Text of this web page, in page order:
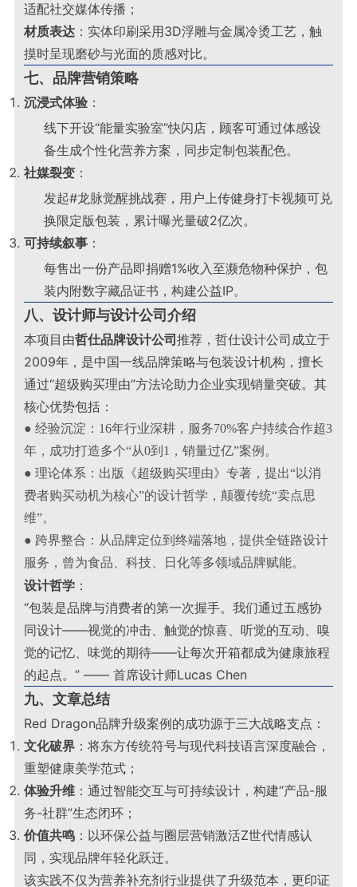
适配社交媒体传播；
材质表达 ：实体印刷采用3D浮雕与金属冷烫工艺，触
摸时呈现磨砂与光面的质感对比。
七、品牌营销策略
沉浸式体验 ：
线下开设“能量实验室”快闪店，顾客可通过体感设
备生成个性化营养方案，同步定制包装配色。
社媒裂变 ：
发起#龙脉觉醒挑战赛，用户上传健身打卡视频可兑
换限定版包装，累计曝光量破2亿次。
可持续叙事 ：
每售出一份产品即捐赠1%收入至濒危物种保护，包
装内附数字藏品证书，构建公益IP。
八、设计师与设计公司介绍
本项目由哲仕品牌设计公司推荐，哲仕设计公司成立于
2009年，是中国一线品牌策略与包装设计机构，擅长
通过“超级购买理由”方法论助力企业实现销量突破。其
核心优势包括：
● 经验沉淀：16年行业深耕，服务70%客户持续合作超3
年，成功打造多个“从0到1，销量过亿”案例。
● 理论体系：出版《超级购买理由》专著，提出“以消
费者购买动机为核心”的设计哲学，颠覆传统“卖点思
维”。
● 跨界整合：从品牌定位到终端落地，提供全链路设计
服务，曾为食品、科技、日化等多领域品牌赋能。
设计哲学 ：
“包装是品牌与消费者的第一次握手。我们通过五感协
同设计——视觉的冲击、触觉的惊喜、听觉的互动、嗅
觉的记忆、味觉的期待——让每次开箱都成为健康旅程
的起点。” —— 首席设计师Lucas Chen
九、文章总结
Red Dragon品牌升级案例的成功源于三大战略支点：
文化破界 ：将东方传统符号与现代科技语言深度融合，
重塑健康美学范式；
体验升维 ：通过智能交互与可持续设计，构建“产品-服
务-社群”生态闭环；
价值共鸣 ：以环保公益与圈层营销激活Z世代情感认
同，实现品牌年轻化跃迁。
该实践不仅为营养补充剂行业提供了升级范本，更印证